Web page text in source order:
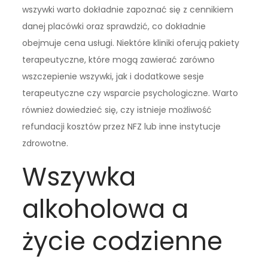
wszywki warto dokładnie zapoznać się z cennikiem
danej placówki oraz sprawdzić, co dokładnie
obejmuje cena usługi. Niektóre kliniki oferują pakiety
terapeutyczne, które mogą zawierać zarówno
wszczepienie wszywki, jak i dodatkowe sesje
terapeutyczne czy wsparcie psychologiczne. Warto
również dowiedzieć się, czy istnieje możliwość
refundacji kosztów przez NFZ lub inne instytucje
zdrowotne.
Wszywka
alkoholowa a
życie codzienne